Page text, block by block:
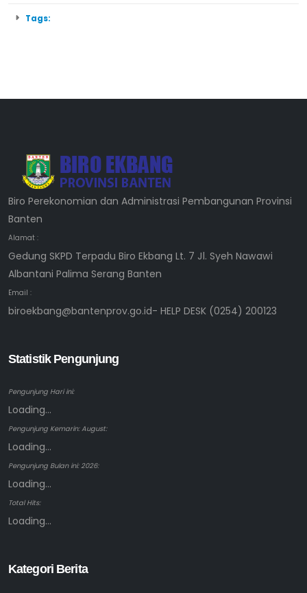
Tags:
Biro Perekonomian dan Administrasi Pembangunan Provinsi
Banten
Alamat :
Gedung SKPD Terpadu Biro Ekbang Lt. 7 Jl. Syeh Nawawi
Albantani Palima Serang Banten
Email :
biroekbang@bantenprov.go.id- HELP DESK (0254) 200123
Statistik Pengunjung
Pengunjung Hari ini:
Loading...
Pengunjung Kemarin: August:
Loading...
Pengunjung Bulan ini: 2026:
Loading...
Total Hits:
Loading...
Kategori Berita